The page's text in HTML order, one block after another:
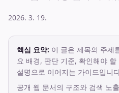
2026. 3. 19.
핵심 요약: 이 글은 제목의 주제
요 배경, 판단 기준, 확인해야
설명으로 이어지는 가이드입니
공개 웹 문서의 구조와 검색 노